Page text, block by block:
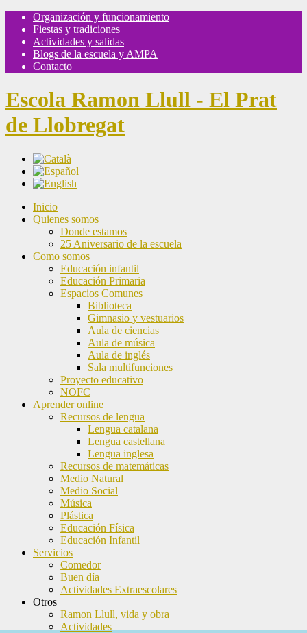
Organización y funcionamiento
Fiestas y tradiciones
Actividades y salidas
Blogs de la escuela y AMPA
Contacto
Escola Ramon Llull - El Prat
de Llobregat
Inicio
Quienes somos
Donde estamos
25 Aniversario de la escuela
Como somos
Educación infantil
Educación Primaria
Espacios Comunes
Biblioteca
Gimnasio y vestuarios
Aula de ciencias
Aula de música
Aula de inglés
Sala multifunciones
Proyecto educativo
NOFC
Aprender online
Recursos de lengua
Lengua catalana
Lengua castellana
Lengua inglesa
Recursos de matemáticas
Medio Natural
Medio Social
Música
Plástica
Educación Física
Educación Infantil
Servicios
Comedor
Buen día
Actividades Extraescolares
Otros
Ramon Llull, vida y obra
Actividades